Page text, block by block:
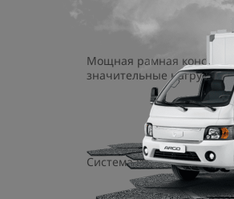
Мощная рамная
значительные нагрузки
Система курсовой